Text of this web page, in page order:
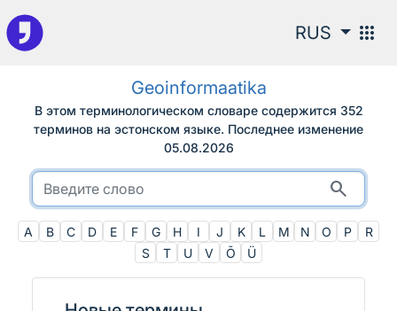
К поиску
RUS apps
Geoinformaatika
В этом терминологическом словаре содержится 352
терминов на эстонском языке. Последнее изменение
05.08.2026
search
A B C D E F G H I J K L M N O P
R
S
T U V Õ Ü